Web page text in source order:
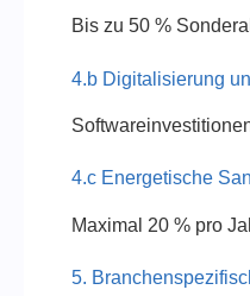
Bis zu 50 %
4.b Digitalisierung
4.c Energetische
Maximal 20 % pro
5.